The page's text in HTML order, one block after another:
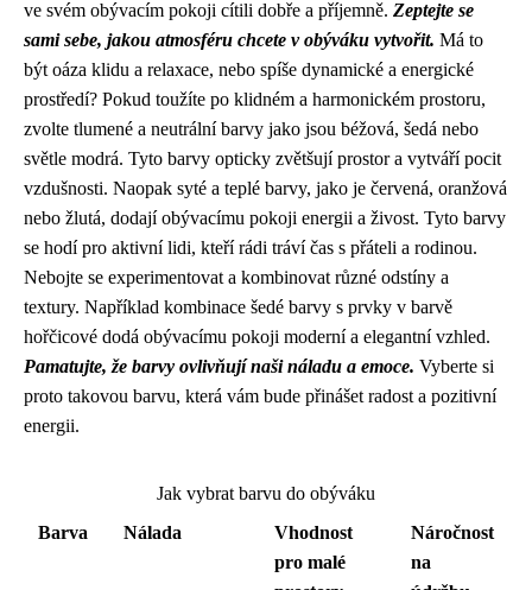
ve svém obývacím pokoji cítili dobře a příjemně. Zeptejte se
sami sebe, jakou atmosféru chcete v obýváku vytvořit. Má to
být oáza klidu a relaxace, nebo spíše dynamické a energické
prostředí? Pokud toužíte po klidném a harmonickém prostoru,
zvolte tlumené a neutrální barvy jako jsou béžová, šedá nebo
světle modrá. Tyto barvy opticky zvětšují prostor a vytváří pocit
vzdušnosti. Naopak syté a teplé barvy, jako je červená, oranžová
nebo žlutá, dodají obývacímu pokoji energii a živost. Tyto barvy
se hodí pro aktivní lidi, kteří rádi tráví čas s přáteli a rodinou.
Nebojte se experimentovat a kombinovat různé odstíny a
textury. Například kombinace šedé barvy s prvky v barvě
hořčicové dodá obývacímu pokoji moderní a elegantní vzhled.
Pamatujte, že barvy ovlivňují naši náladu a emoce. Vyberte si
proto takovou barvu, která vám bude přinášet radost a pozitivní
energii.
Jak vybrat barvu do obýváku
Barva
Nálada
Vhodnost
pro malé
Náročnost
na